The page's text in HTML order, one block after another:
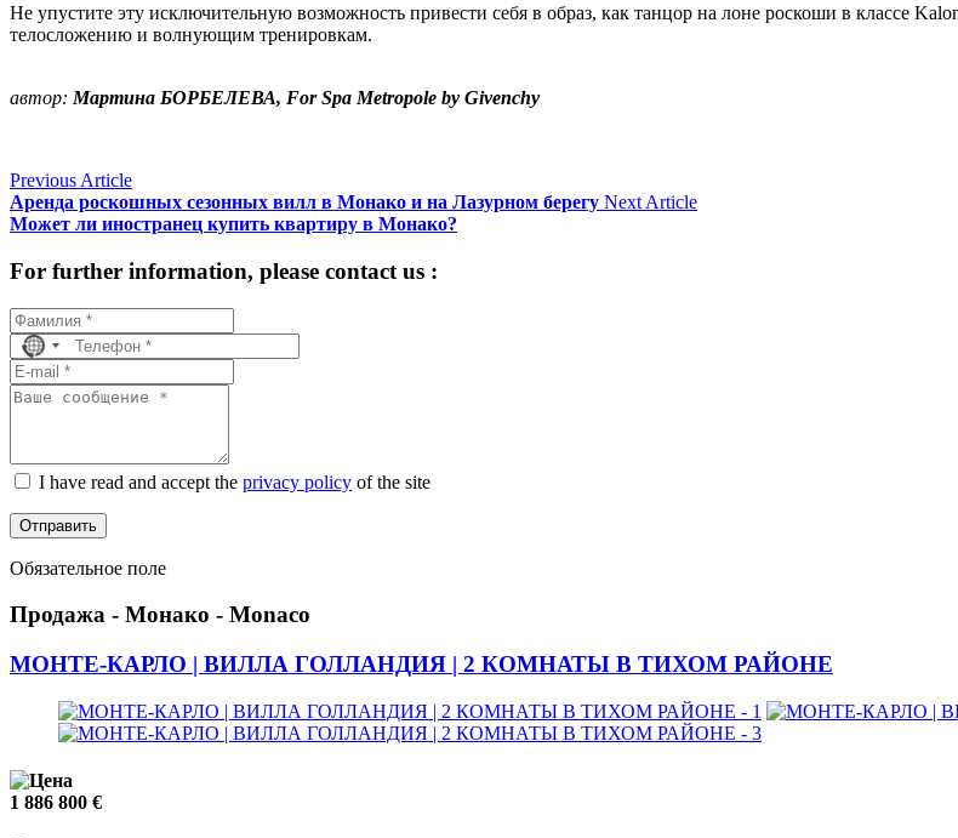
Не упустите эту исключительную возможность привести себя в образ, как танцор на лоне роскоши в классе
телосложению и волнующим тренировкам.
автор: Мартина БОРБЕЛЕВА, For Spa Metropole by Givenchy
Previous Article
Аренда роскошных сезонных вилл в Монако и на Лазурном берегу Next Article
Может ли иностранец купить квартиру в Монако?
For further information, please contact us :
No
country
selected
I have read and accept the privacy policy of the site
Отправить
Обязательное поле
Продажа - Монако - Monaco
МОНТЕ-КАРЛО | ВИЛЛА ГОЛЛАНДИЯ | 2 КОМНАТЫ В ТИХОМ РАЙОНЕ
1 886 800 €